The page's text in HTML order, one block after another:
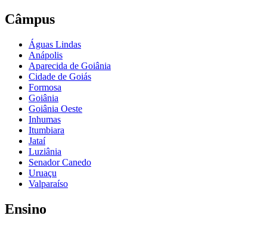
Câmpus
Águas Lindas
Anápolis
Aparecida de Goiânia
Cidade de Goiás
Formosa
Goiânia
Goiânia Oeste
Inhumas
Itumbiara
Jataí
Luziânia
Senador Canedo
Uruaçu
Valparaíso
Ensino